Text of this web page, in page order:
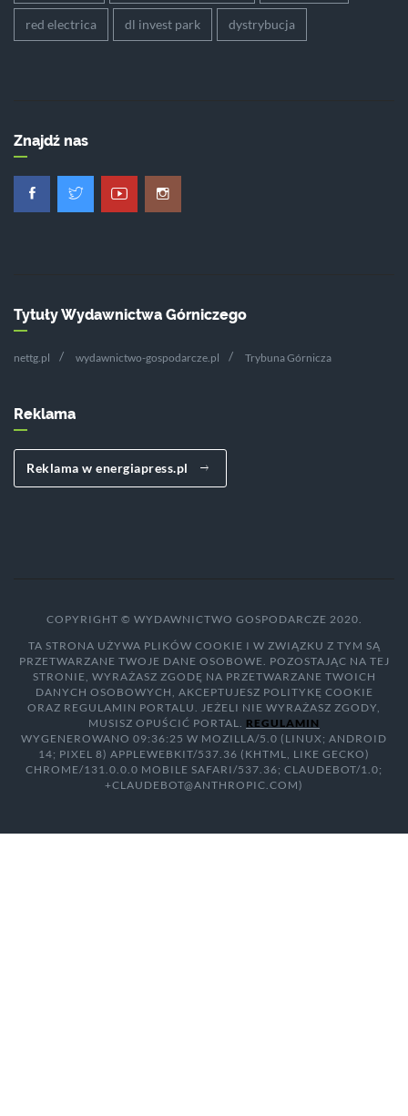
red electrica dl invest park dystrybucja
Znajdź nas
Tytuły Wydawnictwa Górniczego
nettg.pl wydawnictwo-gospodarcze.pl Trybuna Górnicza
Reklama
Reklama w energiapress.pl
COPYRIGHT © WYDAWNICTWO GOSPODARCZE 2020.
TA STRONA UŻYWA PLIKÓW COOKIE I W ZWIĄZKU Z TYM SĄ
PRZETWARZANE TWOJE DANE OSOBOWE. POZOSTAJĄC NA TEJ
STRONIE, WYRAŻASZ ZGODĘ NA PRZETWARZANE TWOICH
DANYCH OSOBOWYCH, AKCEPTUJESZ POLITYKĘ COOKIE
ORAZ REGULAMIN PORTALU. JEŻELI NIE WYRAŻASZ ZGODY,
MUSISZ OPUŚCIĆ PORTAL. REGULAMIN
WYGENEROWANO 09:36:25 W MOZILLA/5.0 (LINUX; ANDROID
14; PIXEL 8) APPLEWEBKIT/537.36 (KHTML, LIKE GECKO)
CHROME/131.0.0.0 MOBILE SAFARI/537.36; CLAUDEBOT/1.0;
+CLAUDEBOT@ANTHROPIC.COM)